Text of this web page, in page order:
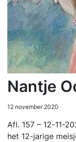
Nantje
12 november 2020
Afl. 157 – 12-11-
het 12-jarige